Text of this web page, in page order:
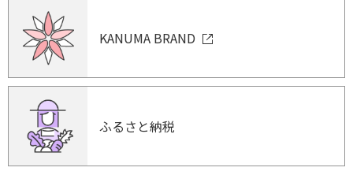
KANUMA BRAND
ふるさと納税